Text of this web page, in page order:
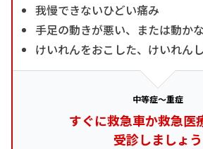
我慢できないひどい痛み
手足の動きが悪い、または動か
けいれんをおこした、けいれん
中等症～重症
すぐに救急車か救急医
受診しましょう